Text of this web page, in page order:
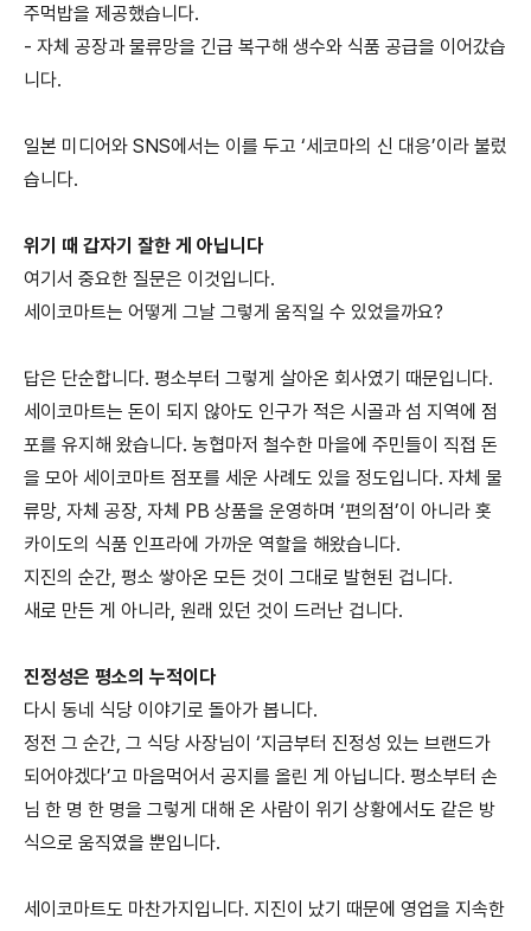
주먹밥을 제공했습니다.
- 자체 공장과 물류망을 긴급 복구해 생수와 식품 공급을 이어갔습
니다.
일본 미디어와 SNS에서는 이를 두고 ‘세코마의 신 대응’이라 불렀
습니다.
위기 때 갑자기 잘한 게 아닙니다
여기서 중요한 질문은 이것입니다.
세이코마트는 어떻게 그날 그렇게 움직일 수 있었을까요?
답은 단순합니다. 평소부터 그렇게 살아온 회사였기 때문입니다.
세이코마트는 돈이 되지 않아도 인구가 적은 시골과 섬 지역에 점
포를 유지해 왔습니다. 농협마저 철수한 마을에 주민들이 직접 돈
을 모아 세이코마트 점포를 세운 사례도 있을 정도입니다. 자체 물
류망, 자체 공장, 자체 PB 상품을 운영하며 ‘편의점’이 아니라 홋
카이도의 식품 인프라에 가까운 역할을 해왔습니다.
지진의 순간, 평소 쌓아온 모든 것이 그대로 발현된 겁니다.
새로 만든 게 아니라, 원래 있던 것이 드러난 겁니다.
진정성은 평소의 누적이다
다시 동네 식당 이야기로 돌아가 봅니다.
정전 그 순간, 그 식당 사장님이 ‘지금부터 진정성 있는 브랜드가
되어야겠다’고 마음먹어서 공지를 올린 게 아닙니다. 평소부터 손
님 한 명 한 명을 그렇게 대해 온 사람이 위기 상황에서도 같은 방
식으로 움직였을 뿐입니다.
세이코마트도 마찬가지입니다. 지진이 났기 때문에 영업을 지속한